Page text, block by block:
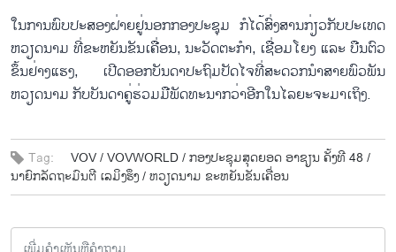
ໃນ​ການ​ພົບ​ປະ​ສອງ​ຝ່າຍ​ຢູ່ນອກກອງ​ປະ​ຊຸມ ກໍ​ໄດ້​ສົ່ງ​ສານ​ກ່ຽວ​ກັບ​ປະ​ເທດ
ຫວຽດ​ນາມ ທີ່​ຂະ​ຫຍັນ​ຂັນ​ເຄື່ອນ, ນະ​ວັດ​ຕະ​ກຳ, ເຊື່ອມ​ໂຍງ ແລະ ບືນ​ຕົວ​
ຂຶ້​ນ​ຢ່າງ​ແຮງ, ເປີດ​ອອກ​ບັນ​ດາ​ປະ​ຖົມ​ປັດ​ໄຈ​ທີ່​ສະ​ດວກ​ນຳ​ສາຍ​ພົວ​ພັນ
ຫວຽດ​ນາມ ກັບ​ບັນ​ດາ​ຄູ່​ຮ່ວມ​ມື​ພັດ​ທະ​ນາກວ່າ​ອີກ​ໃນ​ໄລ​ຍະ​ຈະ​ມາ​ເຖິງ.
Tag: VOV /VOVWORLD /ກອງ​ປະ​ຊຸມ​ສຸດຍອດ ອາ​ຊຽນ ຄັ້ງ​ທີ 48 /
ນາ​ຍົກ​ລັດ​ຖະ​ມົນ​ຕີ ເລ​ມິ​ງ​ຮຶງ /ຫວຽດ​ນາມ ຂະ​ຫຍັນ​ຂັນ​ເຄື່ອນ